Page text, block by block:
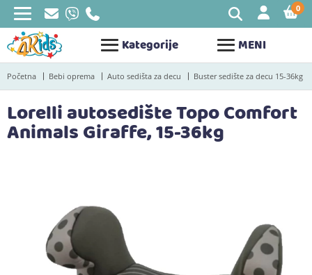
Kategorije MENI
0
Početna Bebi oprema Auto sedišta za decu Buster sedište za decu 15-36kg
Lorelli autosedište Topo Comfort
Animals Giraffe, 15-36kg